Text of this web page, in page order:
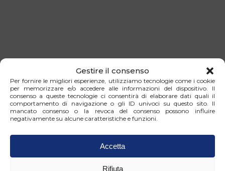
Gestire il consenso
Per fornire le migliori esperienze, utilizziamo tecnologie come i cookie
per memorizzare e/o accedere alle informazioni del dispositivo. Il
consenso a queste tecnologie ci consentirà di elaborare dati quali il
comportamento di navigazione o gli ID univoci su questo sito. Il
mancato consenso o la revoca del consenso possono influire
negativamente su alcune caratteristiche e funzioni.
Accetta
Rifiuta
Dove siamo
Via Milano 40C/3 scala dx, 16126 Genova